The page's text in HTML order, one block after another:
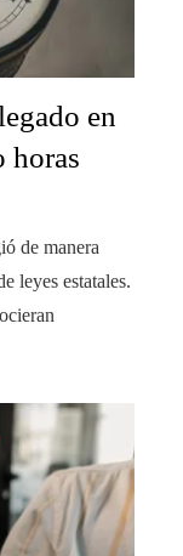
en
horas
de manera
leyes estatales.